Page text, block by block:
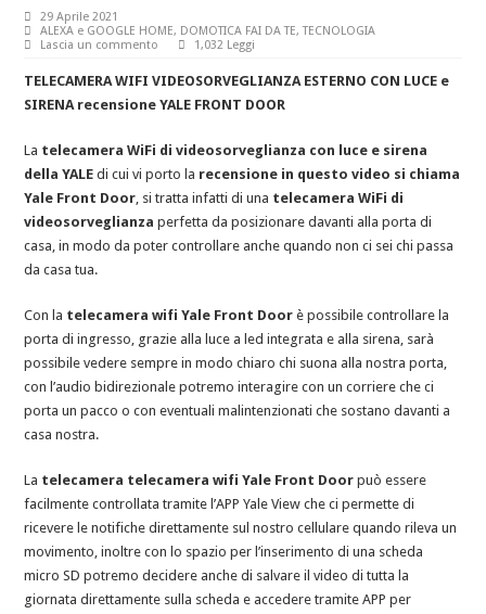
29 Aprile 2021
ALEXA e GOOGLE HOME, DOMOTICA FAI DA TE,TECNOLOGIA
Lascia un commento
1,032 Leggi
TELECAMERA WIFI VIDEOSORVEGLIANZA ESTERNO CON LUCE e
SIRENA recensione YALE FRONT DOOR
La telecamera WiFi di videosorveglianza con luce e sirena
della YALE di cui vi porto la recensione in questo video si chiama
Yale Front Door, si tratta infatti di una telecamera WiFi di
videosorveglianza perfetta da posizionare davanti alla porta di
casa, in modo da poter controllare anche quando non ci sei chi passa
da casa tua.
Con la telecamera wifi Yale Front Door è possibile controllare la
porta di ingresso, grazie alla luce a led integrata e alla sirena, sarà
possibile vedere sempre in modo chiaro chi suona alla nostra porta,
con l’audio bidirezionale potremo interagire con un corriere che ci
porta un pacco o con eventuali malintenzionati che sostano davanti a
casa nostra.
La telecamera telecamera wifi Yale Front Door può essere
facilmente controllata tramite l’APP Yale View che ci permette di
ricevere le notifiche direttamente sul nostro cellulare quando rileva un
movimento, inoltre con lo spazio per l’inserimento di una scheda
micro SD potremo decidere anche di salvare il video di tutta la
giornata direttamente sulla scheda e accedere tramite APP per